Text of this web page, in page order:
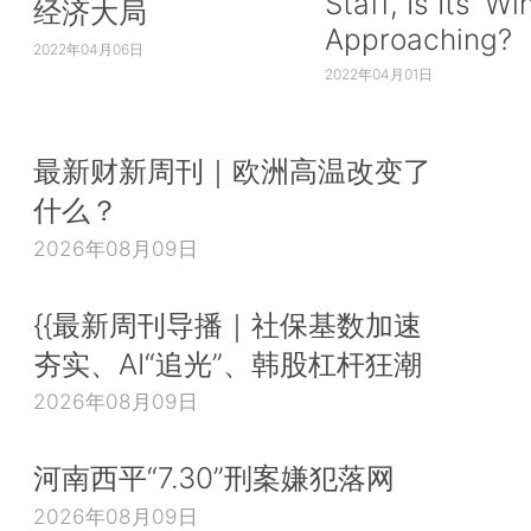
经济大局
2022年04月06日
Approaching?
2022年04月01日
最新财新周刊｜欧洲高温改变了
什么？
2026年08月09日
{{最新周刊导播｜社保基数加速
夯实、AI“追光”、韩股杠杆狂潮
2026年08月09日
河南西平“7.30”刑案嫌犯落网
2026年08月09日